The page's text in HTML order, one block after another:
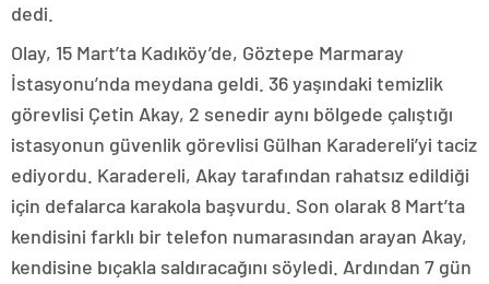
dedi.
Olay, 15 Mart’ta Kadıköy’de, Göztepe Marmaray
İstasyonu’nda meydana geldi. 36 yaşındaki temizlik
görevlisi Çetin Akay, 2 senedir aynı bölgede çalıştığı
istasyonun güvenlik görevlisi Gülhan Karadereli’yi taciz
ediyordu. Karadereli, Akay tarafından rahatsız edildiği
için defalarca karakola başvurdu. Son olarak 8 Mart’ta
kendisini farklı bir telefon numarasından arayan Akay,
kendisine bıçakla saldıracağını söyledi. Ardından 7 gün